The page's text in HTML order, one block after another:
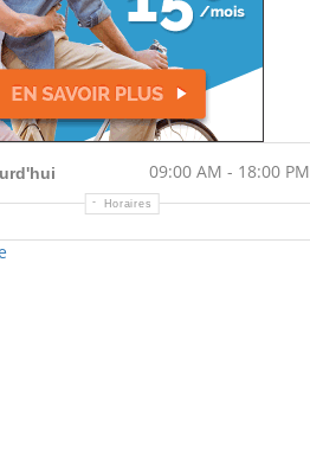
09:00 AM - 18:00 PM
Horaires